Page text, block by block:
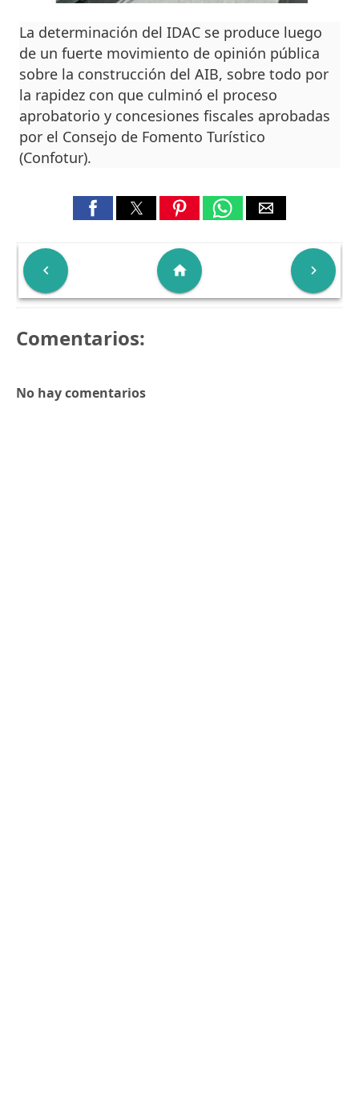
La determinación del IDAC se produce luego
de un fuerte movimiento de opinión pública
sobre la construcción del AIB, sobre todo por
la rapidez con que culminó el proceso
aprobatorio y concesiones fiscales aprobadas
por el Consejo de Fomento Turístico
(Confotur).
 
home
Comentarios:
No hay comentarios